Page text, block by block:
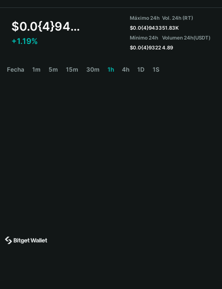
ภาษาไทย
Español
Español (Argentina)
$0.0{4}9433
+1.19%
Máximo 24h
$0.0{4}9433
Mínimo 24h
$0.0{4}9322
Vol. 24h (RT)
51.83K
Volumen 24h(USDT)
4.89
Fecha 1m 5m 15m 30m 1h 4h 1D 1S